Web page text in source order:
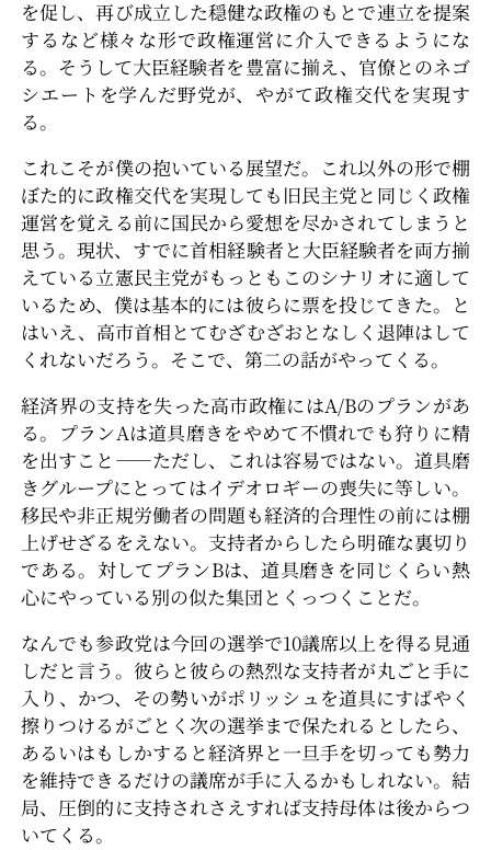
を促し、再び成立した穏健な政権のもとで連立を提案
するなど様々な形で政権運営に介入できるようにな
る。そうして大臣経験者を豊富に揃え、官僚とのネゴ
シエートを学んだ野党が、やがて政権交代を実現す
る。
これこそが僕の抱いている展望だ。これ以外の形で棚
ぼた的に政権交代を実現しても旧民主党と同じく政権
運営を覚える前に国民から愛想を尽かされてしまうと
思う。現状、すでに首相経験者と大臣経験者を両方揃
えている立憲民主党がもっともこのシナリオに適して
いるため、僕は基本的には彼らに票を投じてきた。と
はいえ、高市首相とてむざむざおとなしく退陣はして
くれないだろう。そこで、第二の話がやってくる。
経済界の支持を失った高市政権にはA/Bのプランがあ
る。プランAは道具磨きをやめて不慣れでも狩りに精
を出すこと――ただし、これは容易ではない。道具磨
きグループにとってはイデオロギーの喪失に等しい。
移民や非正規労働者の問題も経済的合理性の前には棚
上げせざるをえない。支持者からしたら明確な裏切り
である。対してプランBは、道具磨きを同じくらい熱
心にやっている別の似た集団とくっつくことだ。
なんでも参政党は今回の選挙で10議席以上を得る見通
しだと言う。彼らと彼らの熱烈な支持者が丸ごと手に
入り、かつ、その勢いがポリッシュを道具にすばやく
擦りつけるがごとく次の選挙まで保たれるとしたら、
あるいはもしかすると経済界と一旦手を切っても勢力
を維持できるだけの議席が手に入るかもしれない。結
局、圧倒的に支持されさえすれば支持母体は後からつ
いてくる。